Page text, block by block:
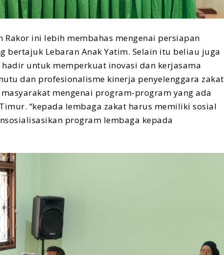
ini lebih membahas mengenai persiapan
bertajuk Lebaran Anak Yatim. Selain itu beliau juga
untuk memperkuat inovasi dan kerjasama
dan profesionalisme kinerja penyelenggara zakat
mengenai program-program yang ada
“kepada lembaga zakat harus memiliki sosial
program lembaga kepada